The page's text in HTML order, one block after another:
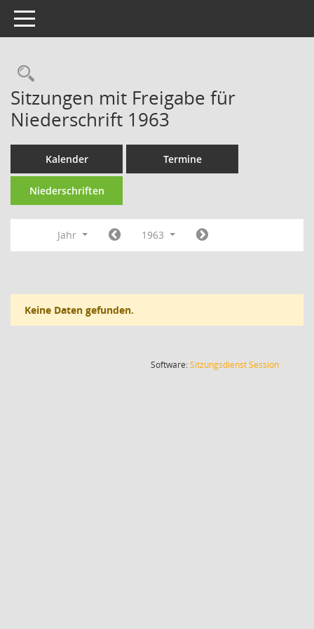
Toggle navigation
Rechercheauswahl
Sitzungen mit Freigabe für
Niederschrift 1963
Kalender Termine
Niederschriften
Jahr 1963
Keine Daten gefunden.
Software:SitzungsdienstSession(Wird in